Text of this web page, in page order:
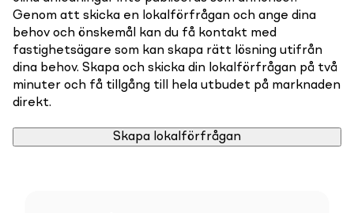
Genom att skicka en lokalförfrågan och ange dina
behov och önskemål kan du få kontakt med
fastighetsägare som kan skapa rätt lösning utifrån
dina behov. Skapa och skicka din lokalförfrågan på två
minuter och få tillgång till hela utbudet på marknaden
direkt.
Skapa lokalförfrågan